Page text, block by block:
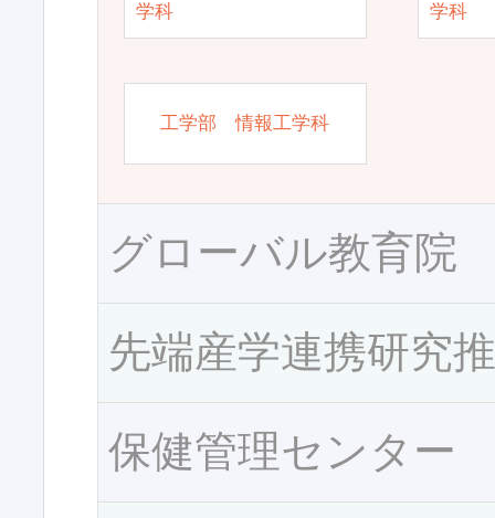
学科
学科
工学部 情報工学科
グローバル教育院
先端産学連携研究
保健管理センター